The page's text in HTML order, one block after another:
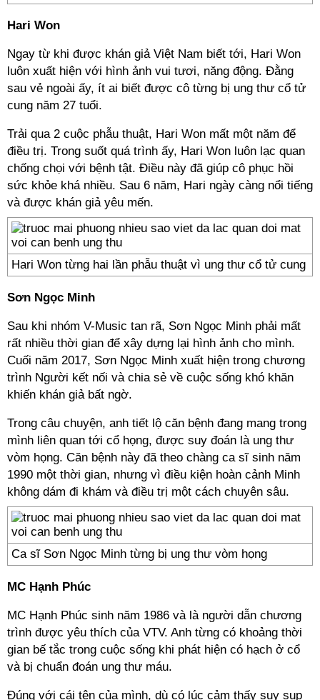
Hari Won
Ngay từ khi được khán giả Việt Nam biết tới, Hari Won
luôn xuất hiện với hình ảnh vui tươi, năng động. Đằng
sau vẻ ngoài ấy, ít ai biết được cô từng bị ung thư cổ tử
cung năm 27 tuổi.
Trải qua 2 cuộc phẫu thuật, Hari Won mất một năm để
điều trị. Trong suốt quá trình ấy, Hari Won luôn lạc quan
chống chọi với bệnh tật. Điều này đã giúp cô phục hồi
sức khỏe khá nhiều. Sau 6 năm, Hari ngày càng nổi tiếng
và được khán giả yêu mến.
Hari Won từng hai lần phẫu thuật vì ung thư cổ tử cung
Sơn Ngọc Minh
Sau khi nhóm V-Music tan rã, Sơn Ngọc Minh phải mất
rất nhiều thời gian để xây dựng lại hình ảnh cho mình.
Cuối năm 2017, Sơn Ngọc Minh xuất hiện trong chương
trình Người kết nối và chia sẻ về cuộc sống khó khăn
khiến khán giả bất ngờ.
Trong câu chuyện, anh tiết lộ căn bệnh đang mang trong
mình liên quan tới cổ họng, được suy đoán là ung thư
vòm họng. Căn bệnh này đã theo chàng ca sĩ sinh năm
1990 một thời gian, nhưng vì điều kiện hoàn cảnh Minh
không dám đi khám và điều trị một cách chuyên sâu.
Ca sĩ Sơn Ngọc Minh từng bị ung thư vòm họng
MC Hạnh Phúc
MC Hạnh Phúc sinh năm 1986 và là người dẫn chương
trình được yêu thích của VTV. Anh từng có khoảng thời
gian bế tắc trong cuộc sống khi phát hiện có hạch ở cổ
và bị chuẩn đoán ung thư máu.
Đúng với cái tên của mình, dù có lúc cảm thấy suy sụp